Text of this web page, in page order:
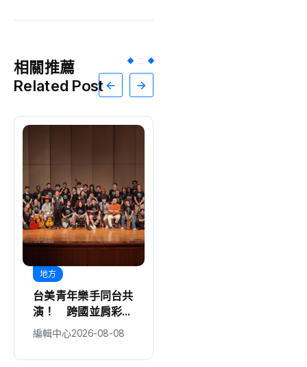
相關推薦
Related Post
地方
台美青年樂手同台共
演！ 跨國並肩彩排
激盪爵士新火花 展
成果
編輯中心2026-08-08